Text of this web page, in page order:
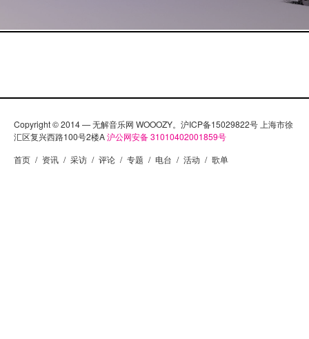
Copyright © 2014 — 无解音乐网 WOOOZY。沪ICP备15029822号 上海市徐
汇区复兴西路100号2楼A沪公网安备 31010402001859号
首页 / 资讯 / 采访 / 评论 / 专题 / 电台 / 活动 / 歌单